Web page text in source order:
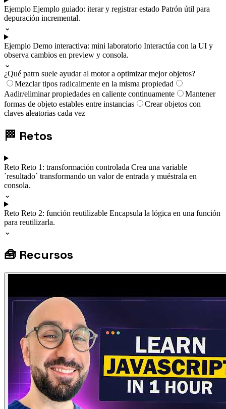
Ejemplo Ejemplo guiado: iterar y registrar estado Patrón útil para
depuración incremental.
⌄
Ejemplo Demo interactiva: mini laboratorio Interactúa con la UI y
observa cambios en preview y consola.
⌄
¿Qué patrn suele ayudar al motor a optimizar mejor objetos?
Mezclar tipos radicalmente en la misma propiedad
Aadir/eliminar propiedades en caliente continuamente
Mantener
formas de objeto estables entre instancias
Crear objetos con
claves aleatorias cada vez
🏁 Retos
Reto Reto 1: transformación controlada Crea una variable
`resultado` transformando un valor de entrada y muéstrala en
consola.
⌄
Reto Reto 2: función reutilizable Encapsula la lógica en una función
para reutilizarla.
⌄
🧰 Recursos